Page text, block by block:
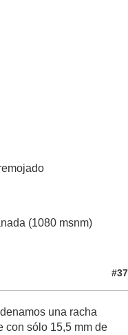
(1080 msnm)
#37
una racha
con sólo 15,5 mm de